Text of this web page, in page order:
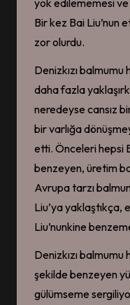
Bir kez Bai Liu’nun
zor olurdu.
Denizkızı
daha fazla
neredeyse cansız
bir varlığa
etti. Önceleri hepsi
benzeyen, üretim
Avrupa tarzı
Liu’ya yaklaştıkça,
Liu’nunkine
Denizkızı
şekilde benzeyen
gülümseme